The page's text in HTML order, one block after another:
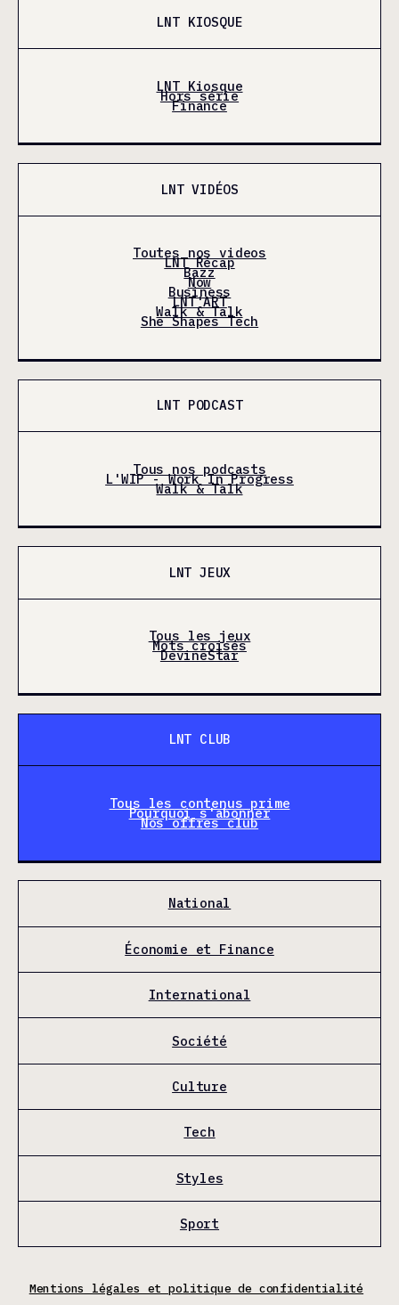
LNT KIOSQUE
LNT Kiosque
Hors série
Finance
LNT VIDÉOS
Toutes nos videos
LNT Récap
Bazz
Now
Business
LNT'ART
Walk & Talk
She Shapes Tech
LNT PODCAST
Tous nos podcasts
L'WIP - Work In Progress
Walk & Talk
LNT JEUX
Tous les jeux
Mots croisés
DevineStar
LNT CLUB
Tous les contenus prime
Pourquoi s'abonner
Nos offres club
National
Économie et Finance
International
Société
Culture
Tech
Styles
Sport
Mentions légales et politique de confidentialité